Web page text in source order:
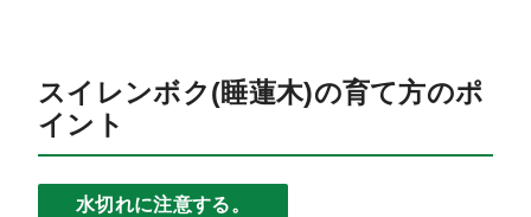
スイレンボク(睡蓮木)の育て方のポ
イント
水切れに注意する。